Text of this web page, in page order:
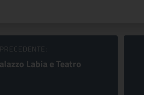
Labia e Teatro